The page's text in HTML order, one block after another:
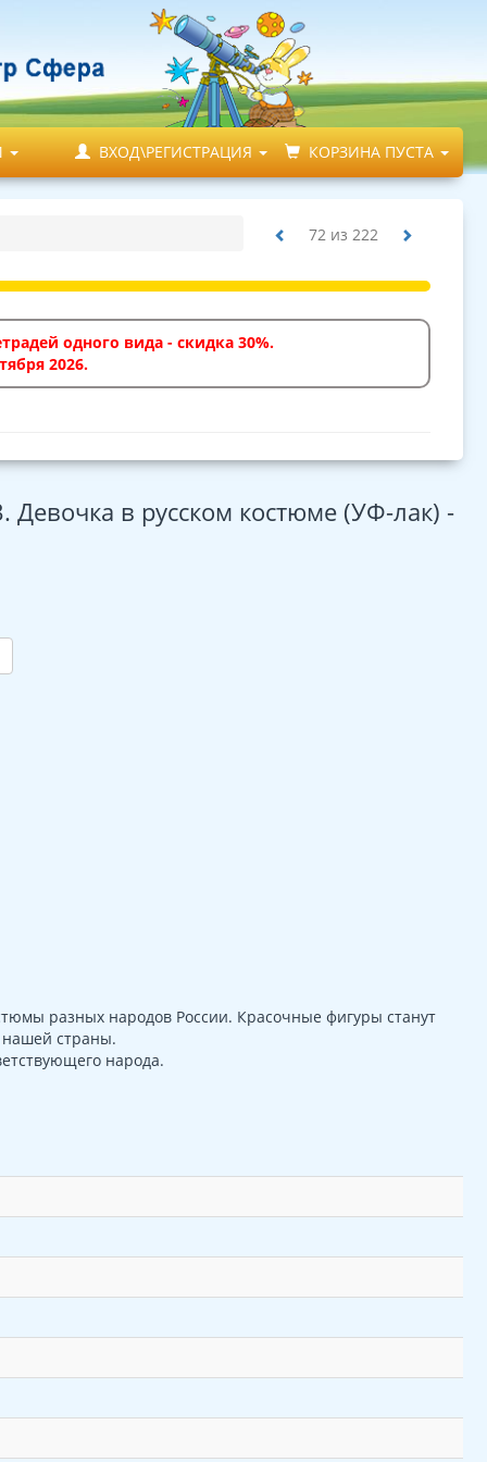
ВХОД\РЕГИСТРАЦИЯ КОРЗИНА ПУСТА
72 из 222
одного вида - скидка 30%.
2026.
в русском костюме (УФ-лак) -
разных народов России. Красочные фигуры станут
нашей страны.
народа.